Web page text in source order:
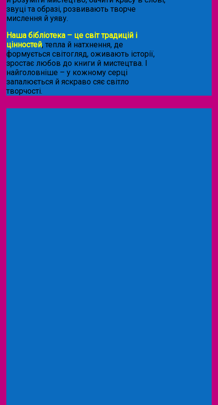
звуці та образі, розвивають творче
мислення й уяву.
Наша бібліотека – це світ традицій і
цінностей, тепла й натхнення, де
формується світогляд, оживають історії,
зростає любов до книги й мистецтва. І
найголовніше – у кожному серці
запалюється й яскраво сяє світло
творчості.